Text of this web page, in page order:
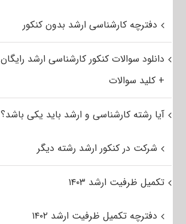
دفترچه کارشناسی ارشد بدون کنکور
دانلود سوالات کنکور کارشناسی ارشد رایگان
+ کلید سوالات
آیا رشته کارشناسی و ارشد باید یکی باشد؟
شرکت در کنکور ارشد رشته دیگر
تکمیل ظرفیت ارشد ۱۴۰۳
دفترچه تکمیل ظرفیت ارشد ۱۴۰۲